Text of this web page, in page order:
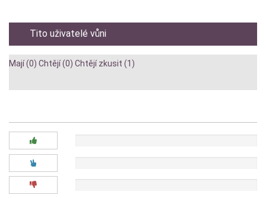
Tito uživatelé vůni
Mají (0) Chtějí (0) Chtějí zkusit (1)